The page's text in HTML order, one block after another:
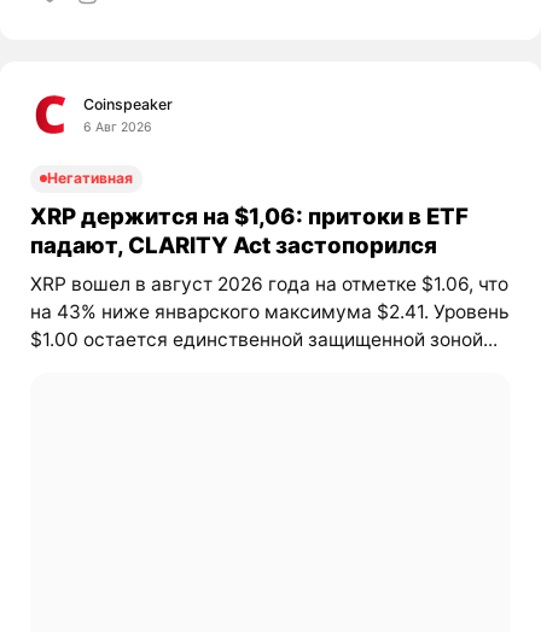
Coinspeaker
6 Авг 2026
Негативная
XRP держится на $1,06: притоки в ETF
падают, CLARITY Act застопорился
XRP вошел в август 2026 года на отметке $1.06, что
на 43% ниже январского максимума $2.41. Уровень
$1.00 остается единственной защищенной зоной...